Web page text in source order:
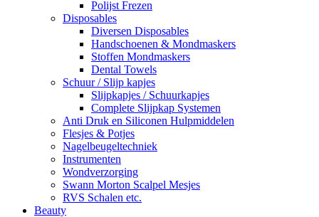
Polijst Frezen
Disposables
Diversen Disposables
Handschoenen & Mondmaskers
Stoffen Mondmaskers
Dental Towels
Schuur / Slijp kapjes
Slijpkapjes / Schuurkapjes
Complete Slijpkap Systemen
Anti Druk en Siliconen Hulpmiddelen
Flesjes & Potjes
Nagelbeugeltechniek
Instrumenten
Wondverzorging
Swann Morton Scalpel Mesjes
RVS Schalen etc.
Beauty